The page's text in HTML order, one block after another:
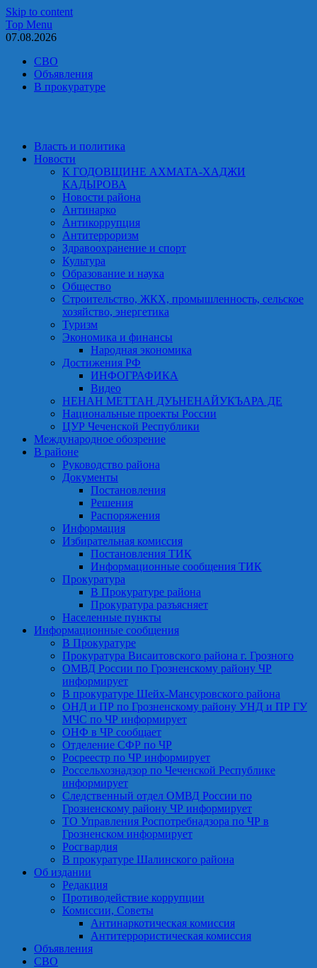
Skip to content
Top Menu
07.08.2026
СВО
Объявления
В прокуратуре
Власть и политика
Новости
К ГОДОВЩИНЕ АХМАТА-ХАДЖИ
КАДЫРОВА
Новости района
Антинарко
Антикоррупция
Антитерроризм
Здравоохранение и спорт
Культура
Образование и наука
Общество
Строительство, ЖКХ, промышленность, сельское
хозяйство, энергетика
Туризм
Экономика и финансы
Народная экономика
Достижения РФ
ИНФОГРАФИКА
Видео
НЕНАН МЕТТАН ДУЬНЕНАЙУКЪАРА ДЕ
Национальные проекты России
ЦУР Чеченской Республики
Международное обозрение
В районе
Руководство района
Документы
Постановления
Решения
Распоряжения
Информация
Избирательная комиссия
Постановления ТИК
Информационные сообщения ТИК
Прокуратура
В Прокуратуре района
Прокуратура разъясняет
Населенные пункты
Информационные сообщения
В Прокуратуре
Прокуратура Висаитовского района г. Грозного
ОМВД России по Грозненскому району ЧР
информирует
В прокуратуре Шейх-Мансуровского района
ОНД и ПР по Грозненскому району УНД и ПР ГУ
МЧС по ЧР информирует
ОНФ в ЧР сообщает
Отделение СФР по ЧР
Росреестр по ЧР информирует
Россельхознадзор по Чеченской Республике
информирует
Следственный отдел ОМВД России по
Грозненскому району ЧР информирует
ТО Управления Роспотребнадзора по ЧР в
Грозненском информирует
Росгвардия
В прокуратуре Шалинского района
Об издании
Редакция
Противодействие коррупции
Комиссии, Советы
Антинаркотическая комиссия
Антитеррористическая комиссия
Объявления
СВО